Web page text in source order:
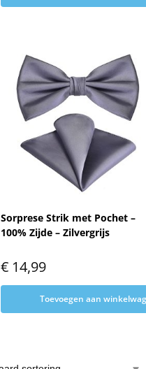
Sorprese Strik met Pochet –
100% Zijde – Zilvergrijs
€14,99
Toevoegen aan